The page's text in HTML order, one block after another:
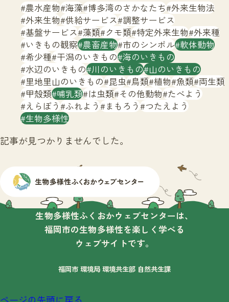
文字サイズ 小 中 大
生物多様性ふくおかウェブセンターとは
サイトマップ
農水産物 海藻 博多湾のさかなたち 外来生物法
外来生物 供給サービス 調整サービス
基盤サービス 藻類 クモ類 特定外来生物 外来種
いきもの観察 農畜産物 市のシンボル 軟体動物
希少種 干潟のいきもの 海のいきもの
水辺のいきもの 川のいきもの 山のいきもの
里地里山のいきもの 昆虫 鳥類 植物 魚類 両生類
甲殻類 哺乳類 は虫類 その他動物 たべよう
えらぼう ふれよう まもろう つたえよう
生物多様性
記事が見つかりませんでした。
生物多様性ふくおかウェブセンターは、
福岡市の生物多様性を楽しく学べる
ウェブサイトです。
福岡市 環境局 環境共生部 自然共生課